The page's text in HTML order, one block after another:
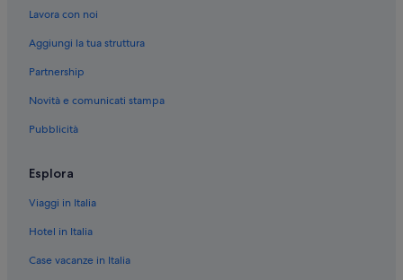
Bergeggi: Guest house
Bergeggi: Case rurali
Bergeggi: Affittacamere
Bergeggi: Case private in affitto
Bergeggi: Agriturismi
Bergeggi: Ville
Bergeggi: Inn
Bergeggi: B&B
Lavora con noi
Aggiungi la tua struttura
Partnership
Novità e comunicati stampa
Pubblicità
Esplora
Viaggi in Italia
Hotel in Italia
Case vacanze in Italia